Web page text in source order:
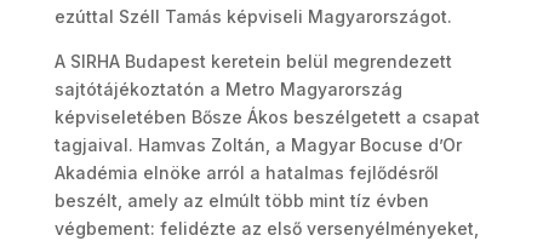
ezúttal Széll Tamás képviseli Magyarországot.
A SIRHA Budapest keretein belül megrendezett
sajtótájékoztatón a Metro Magyarország
képviseletében Bősze Ákos beszélgetett a csapat
tagjaival. Hamvas Zoltán, a Magyar Bocuse d’Or
Akadémia elnöke arról a hatalmas fejlődésről
beszélt, amely az elmúlt több mint tíz évben
végbement: felidézte az első versenyélményeket,